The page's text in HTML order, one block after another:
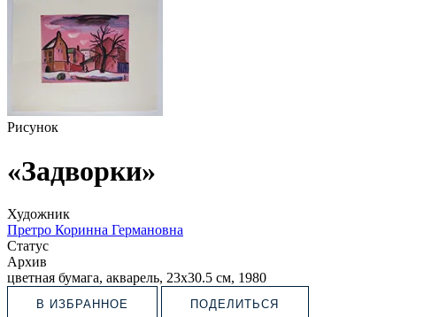
Рисунок
«Задворки»
Художник
Претро Коринна Германовна
Статус
Архив
цветная бумага, акварель, 23х30.5 см, 1980
В ИЗБРАННОЕ ПОДЕЛИТЬСЯ